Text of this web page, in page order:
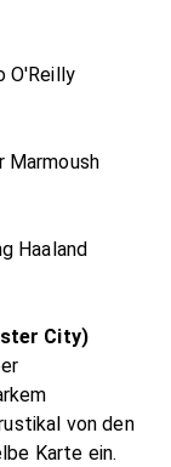
O'Reilly
Marmoush
Haaland
City)
von den
Karte ein.